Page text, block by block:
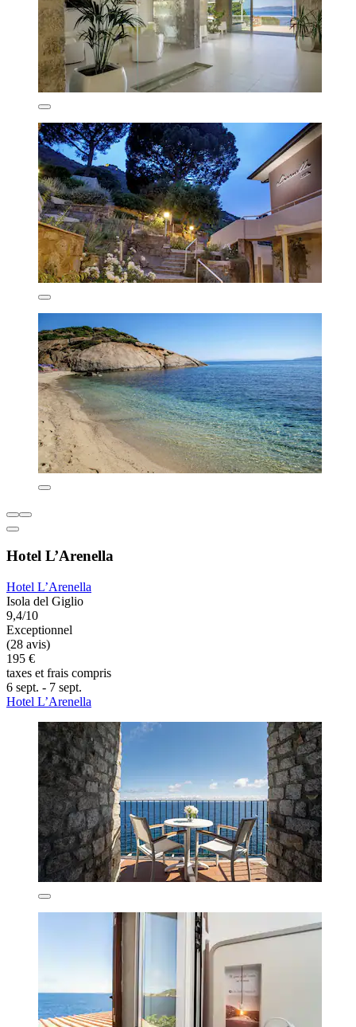
Hotel L’Arenella
Hotel L’Arenella
Isola del Giglio
9,4/10
Exceptionnel
(28 avis)
195 €
taxes et frais compris
6 sept. - 7 sept.
Hotel L’Arenella